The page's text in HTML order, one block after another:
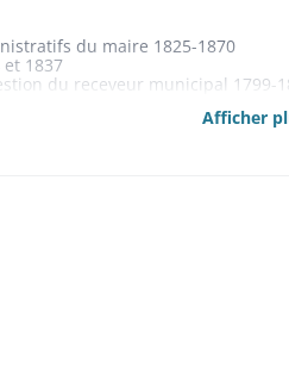
du maire 1825-1870
1837
du receveur municipal 1799-
Afficher